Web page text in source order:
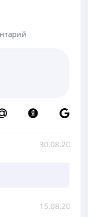
30.08.2024
15.08.2024